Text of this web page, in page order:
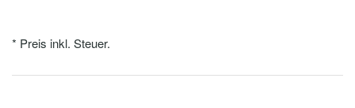
* Preis inkl. Steuer.